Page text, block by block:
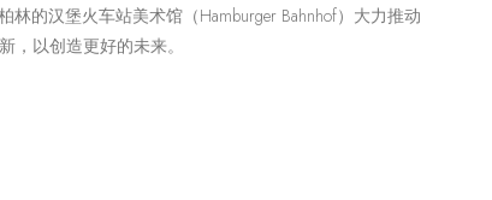
林的汉堡火车站美术馆（Hamburger Bahnhof）大力推动
以创造更好的未来。